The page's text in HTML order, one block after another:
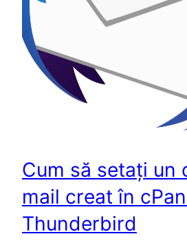
Cum să setați un
mail creat în
Thunderbird